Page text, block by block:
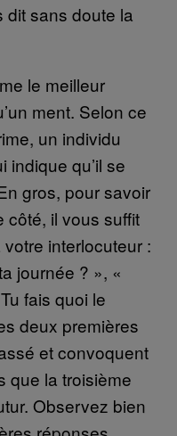
dit sans doute la
le meilleur
ment. Selon ce
un individu
indique qu’il se
gros, pour savoir
côté, il vous suffit
interlocuteur :
journée ? », «
fais quoi le
deux premières
et convoquent
que la troisième
Observez bien